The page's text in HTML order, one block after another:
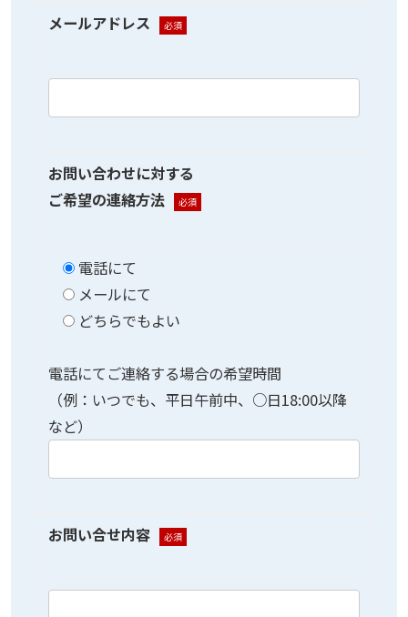
メールアドレス 必須
お問い合わせに対する
ご希望の連絡方法
必須
電話にて
メールにて
どちらでもよい
電話にてご連絡する場合の希望時間
（例：いつでも、平日午前中、○日18:00以降
など）
お問い合せ内容 必須